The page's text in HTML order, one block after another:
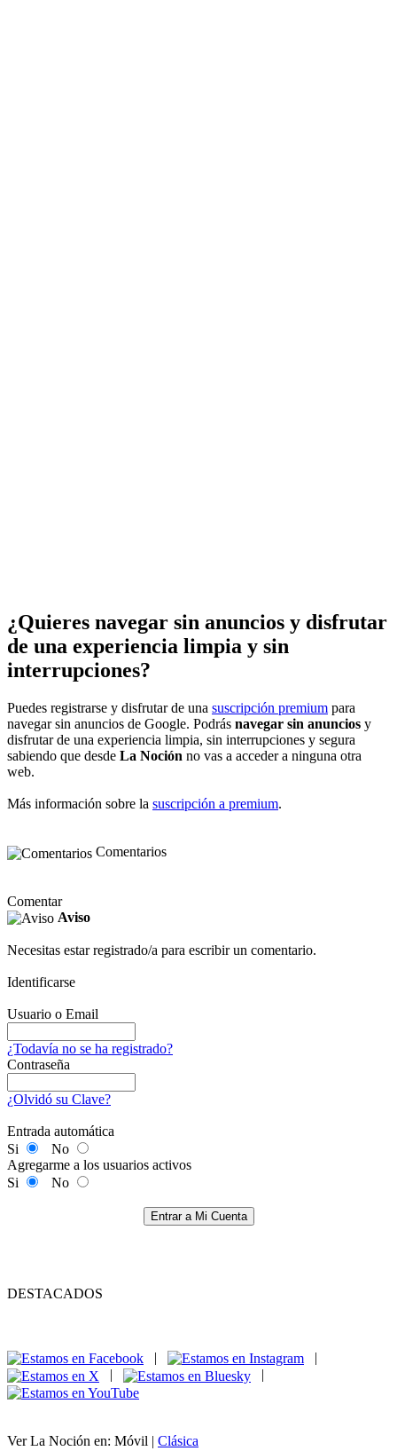
¿Quieres navegar sin anuncios y disfrutar
de una experiencia limpia y sin
interrupciones?
Puedes registrarse y disfrutar de una suscripción premium para
navegar sin anuncios de Google. Podrás navegar sin anuncios y
disfrutar de una experiencia limpia, sin interrupciones y segura
sabiendo que desde La Noción no vas a acceder a ninguna otra
web.
Más información sobre la suscripción a premium.
Comentarios
Comentar
Aviso
Necesitas estar registrado/a para escribir un comentario.
Identificarse
Usuario o Email
¿Todavía no se ha registrado?
Contraseña
¿Olvidó su Clave?
Entrada automática
Si
No
Agregarme a los usuarios activos
Si
No
Entrar a Mi Cuenta
DESTACADOS
|
|
|
|
Ver La Noción en: Móvil | Clásica